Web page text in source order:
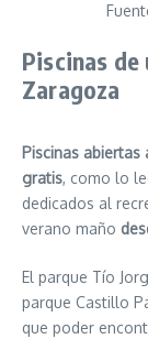
Piscinas
Zaragoza
Piscinas
gratis, como lo
dedicados al
verano maño
El parque Tío
parque Castillo
que poder